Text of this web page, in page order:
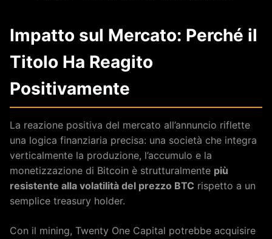
Impatto sul Mercato: Perché il
Titolo Ha Reagito
Positivamente
La reazione positiva del mercato all’annuncio riflette
una logica finanziaria precisa: una società che integra
verticalmente la produzione, l’accumulo e la
monetizzazione di Bitcoin è strutturalmente più
resistente alla volatilità del prezzo BTC rispetto a un
semplice treasury holder.
Con il mining, Twenty One Capital potrebbe acquisire